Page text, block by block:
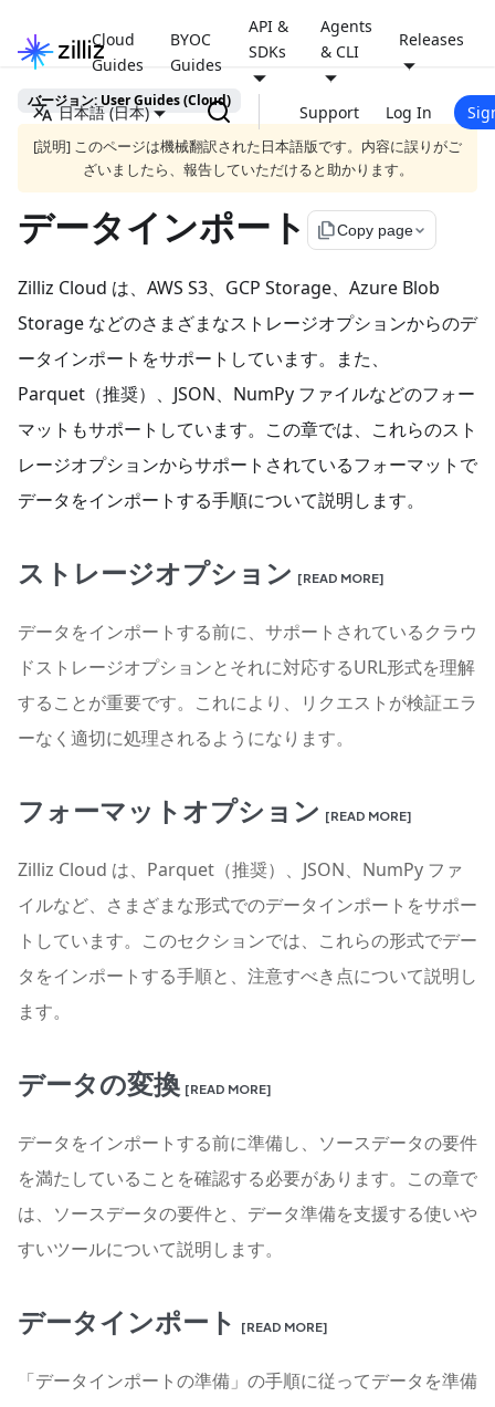
Cloud
Guides
BYOC
Guides
API &
SDKs
Agents
& CLI
Releases
日本語 (日本) Support Log In
バージョン: User Guides (Cloud)
[説明] このページは機械翻訳された日本語版です。内容に誤りがご
ざいましたら、報告していただけると助かります。
データインポート file_copyCopy page
Zilliz Cloud は、AWS S3、GCP Storage、Azure Blob
Storage などのさまざまなストレージオプションからのデ
ータインポートをサポートしています。また、
Parquet（推奨）、JSON、NumPy ファイルなどのフォー
マットもサポートしています。この章では、これらのスト
レージオプションからサポートされているフォーマットで
データをインポートする手順について説明します。
ストレージオプション [READ MORE]
データをインポートする前に、サポートされているクラウ
ドストレージオプションとそれに対応するURL形式を理解
することが重要です。これにより、リクエストが検証エラ
ーなく適切に処理されるようになります。
フォーマットオプション [READ MORE]
Zilliz Cloud は、Parquet（推奨）、JSON、NumPy ファ
イルなど、さまざまな形式でのデータインポートをサポー
トしています。このセクションでは、これらの形式でデー
タをインポートする手順と、注意すべき点について説明し
ます。
データの変換 [READ MORE]
データをインポートする前に準備し、ソースデータの要件
を満たしていることを確認する必要があります。この章で
は、ソースデータの要件と、データ準備を支援する使いや
すいツールについて説明します。
データインポート [READ MORE]
「データインポートの準備」の手順に従ってデータを準備